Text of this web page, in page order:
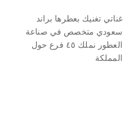
غناتي تغنيك بعطرها براند
سعودي متخصص في صناعة
العطور نملك ٤٥ فرع حول
المملكة